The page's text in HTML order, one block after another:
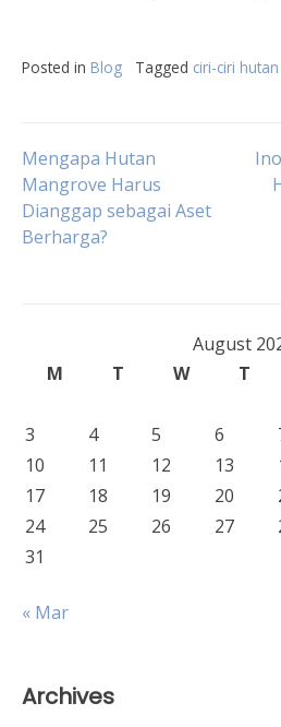
Posted in Blog Tagged ciri-ciri
Post
navigation
Mengapa Hutan
Mangrove Harus
Dianggap sebagai Aset
Berharga?
August
M
T W T
3
4 5 6
10
11 12 13
17
18 19 20
24
25 26 27
31
« Mar
Archives